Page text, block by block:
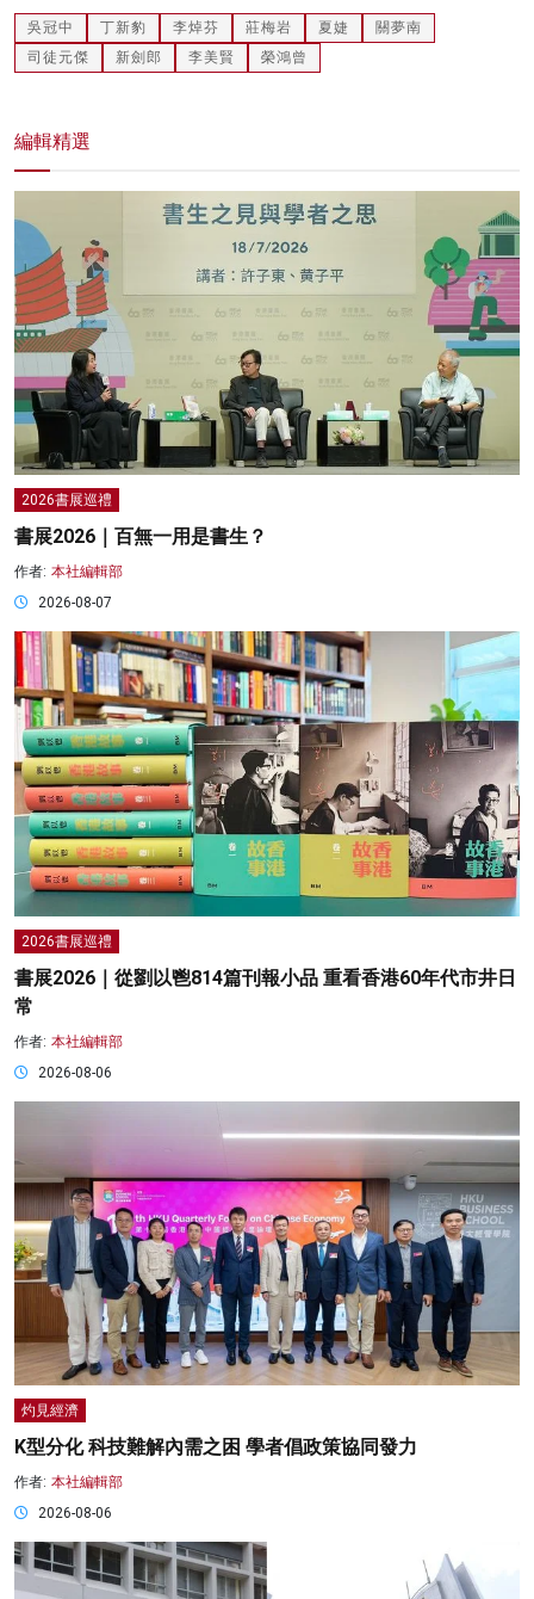
吳冠中 丁新豹 李焯芬 莊梅岩 夏婕
關夢南
司徒元傑
新劍郎 李美賢 榮鴻曾
編輯精選
2026書展巡禮
書展2026｜百無一用是書生？
作者: 本社編輯部
2026-08-07
2026書展巡禮
書展2026｜從劉以鬯814篇刊報小品 重看香港60年代市井日
常
作者: 本社編輯部
2026-08-06
灼見經濟
K型分化 科技難解內需之困 學者倡政策協同發力
作者: 本社編輯部
2026-08-06